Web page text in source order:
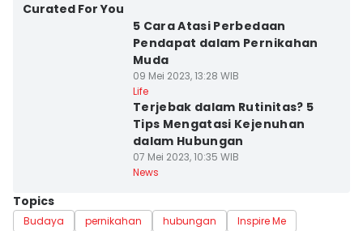
Curated For You
5 Cara Atasi Perbedaan
Pendapat dalam Pernikahan
Muda
09 Mei 2023, 13:28 WIB
Life
Terjebak dalam Rutinitas? 5
Tips Mengatasi Kejenuhan
dalam Hubungan
07 Mei 2023, 10:35 WIB
News
Topics
Budaya pernikahan hubungan
Inspire Me